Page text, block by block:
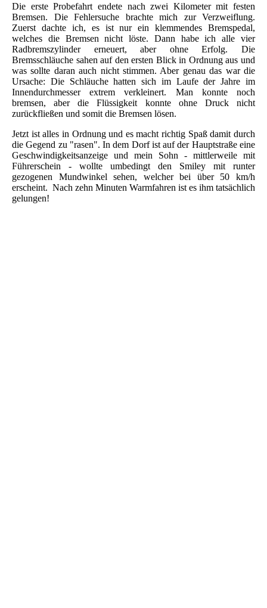
Die erste Probefahrt endete nach zwei Kilometer mit festen
Bremsen. Die Fehlersuche brachte mich zur Verzweiflung.
Zuerst dachte ich, es ist nur ein klemmendes Bremspedal,
welches die Bremsen nicht löste. Dann habe ich alle vier
Radbremszylinder erneuert, aber ohne Erfolg. Die
Bremsschläuche sahen auf den ersten Blick in Ordnung aus und
was sollte daran auch nicht stimmen. Aber genau das war die
Ursache: Die Schläuche hatten sich im Laufe der Jahre im
Innendurchmesser extrem verkleinert. Man konnte noch
bremsen, aber die Flüssigkeit konnte ohne Druck nicht
zurückfließen und somit die Bremsen lösen.
Jetzt ist alles in Ordnung und es macht richtig Spaß damit durch
die Gegend zu "rasen". In dem Dorf ist auf der Hauptstraße eine
Geschwindigkeitsanzeige und mein Sohn - mittlerweile mit
Führerschein - wollte umbedingt den Smiley mit runter
gezogenen Mundwinkel sehen, welcher bei über 50 km/h
erscheint. Nach zehn Minuten Warmfahren ist es ihm tatsächlich
gelungen!